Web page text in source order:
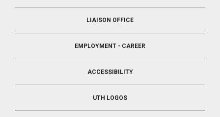
LIAISON OFFICE
EMPLOYMENT - CAREER
ACCESSIBILITY
UTH LOGOS